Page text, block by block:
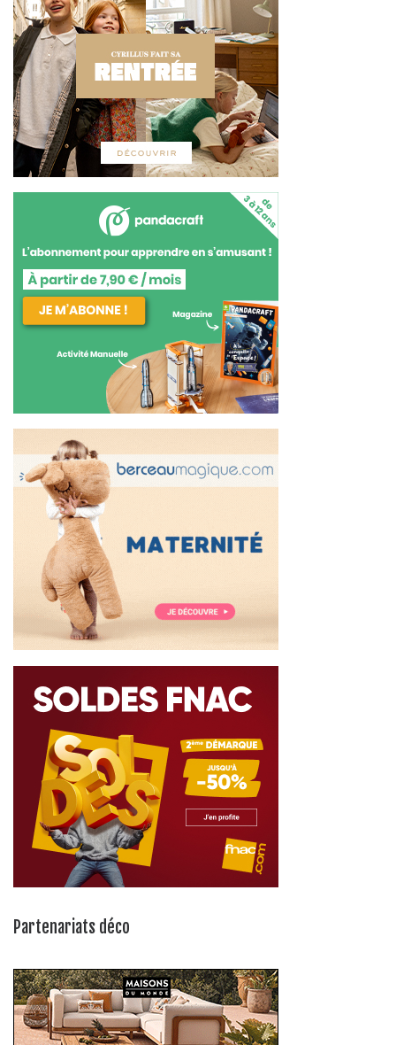
Partenariats déco